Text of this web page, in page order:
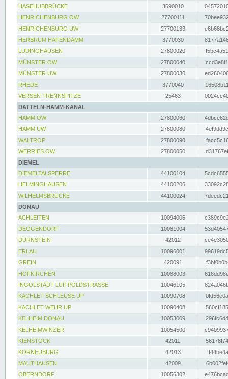
HASEHUBBRÜCKE
3690010
HENRICHENBURG OW
27700111
HENRICHENBURG UW
27700133
HERBRUM HAFENDAMM
3770030
LÜDINGHAUSEN
27800020
MÜNSTER OW
27800040
MÜNSTER UW
27800030
RHEDE
3770040
VERSEN TRENNSPITZE
25463
DATTELN-HAMM-KANAL
HAMM OW
27800060
HAMM UW
27800080
WALTROP
27800090
WERRIES OW
27800050
DIEMEL
DIEMELTALSPERRE
44100104
HELMINGHAUSEN
44100206
WILHELMSBRÜCKE
44100024
DONAU
ACHLEITEN
10094006
DEGGENDORF
10081004
DÜRNSTEIN
42012
ERLAU
10096001
GREIN
420091
HOFKIRCHEN
10088003
INGOLSTADT LUITPOLDSTRASSE
10046105
KACHLET SCHLEUSE UP
10090708
KACHLET WEHR UP
10090408
KELHEIM DONAU
10053009
KELHEIMWINZER
10054500
KIENSTOCK
42011
KORNEUBURG
42013
MAUTHAUSEN
42009
OBERNDORF
10056302